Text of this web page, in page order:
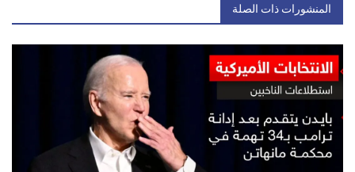
المنشورات ذات الصلة